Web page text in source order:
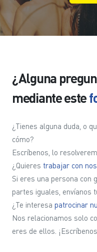
¿Alguna
mediante este
¿Tienes alguna duda, o
cómo?
Escríbenos, lo
¿Quieres trabajar con
Si eres una persona con
partes iguales, envíanos
¿Te interesa patrocinar
Nos relacionamos solo
eres de ellos.